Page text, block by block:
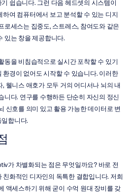
쉽습니다. 그런 다음 헤드셋의 시스템이
여 컴퓨터에서 보고 분석할 수 있는 디지
로세스는 집중도, 스트레스, 참여도와 같은
있는 창을 제공합니다.
동을 비침습적으로 실시간 포착할 수 있기
경이 없어도 시작할 수 있습니다. 이러한
웰니스 애호가 모두 거의 어디서나 뇌의 내
니다. 연구를 수행하든 단순히 자신의 정신
신호를 의미 있고 활용 가능한 데이터로 변
합니다.
가 차별화되는 점은 무엇일까요? 바로 전
화적인 디자인의 독특한 결합입니다. 저희
액세스하기 위해 굳이 수억 원대 장비를 갖